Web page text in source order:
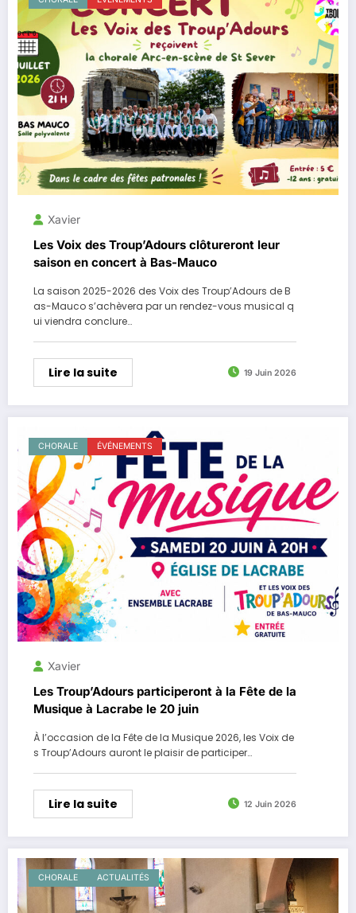
Xavier
Les Voix des Troup’Adours clôtureront leur
saison en concert à Bas-Mauco
La saison 2025-2026 des Voix des Troup’Adours de B
as-Mauco s’achèvera par un rendez-vous musical q
ui viendra conclure…
Lire la suite 19 Juin 2026
CHORALE ÉVÉNEMENTS
Xavier
Les Troup’Adours participeront à la Fête de la
Musique à Lacrabe le 20 juin
À l’occasion de la Fête de la Musique 2026, les Voix de
s Troup’Adours auront le plaisir de participer…
Lire la suite 12 Juin 2026
CHORALE ACTUALITÉS